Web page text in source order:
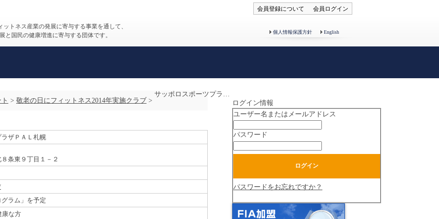
会員登録について 会員ログイン
ットネス産業の発展に寄与する事業を通して、
と国民の健康増進に寄与する団体です。
個人情報保護方針 English
> 敬老の日にフィットネス2014年実施クラブ >
サッポロスポーツプラザＰＡＬ札幌
ザＰＡＬ札幌
条東９丁目１－２
ラム」を予定
康な方
ログイン情報
ユーザー名またはメールアドレス
パスワード
パスワードをお忘れですか？